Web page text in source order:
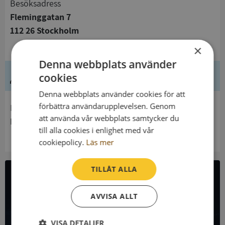
Besöksadress
Fleminggatan 7
112 26 Stockholm
Ledning
Innehavare
Konjunkturinstitutet
All företagsdata i API
×
Denna webbplats använder
cookies
Denna webbplats använder cookies för att
förbättra användarupplevelsen. Genom
att använda vår webbplats samtycker du
till alla cookies i enlighet med vår
cookiepolicy. Läs mer
TILLÅT ALLA
AVVISA ALLT
VISA DETALJER